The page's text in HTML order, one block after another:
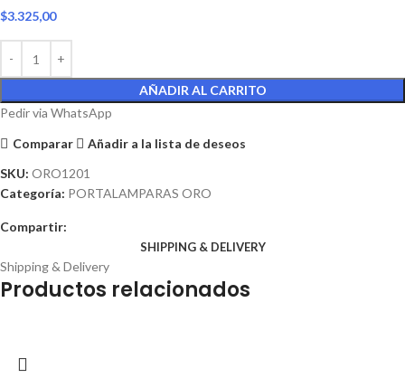
$3.325,00
AÑADIR AL CARRITO
Pedir via WhatsApp
Comparar
Añadir a la lista de deseos
SKU: ORO1201
Categoría: PORTALAMPARAS ORO
Compartir:
SHIPPING & DELIVERY
Shipping & Delivery
Productos relacionados